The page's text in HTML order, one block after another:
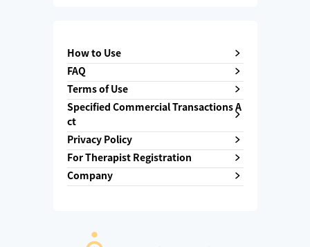
How to Use
FAQ
Terms of Use
Specified Commercial Transactions A
ct
Privacy Policy
For Therapist Registration
Company